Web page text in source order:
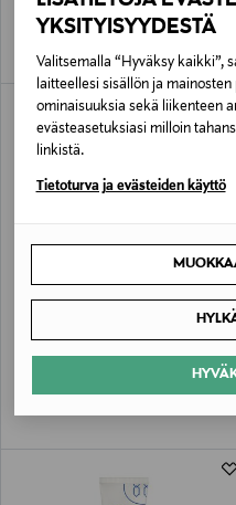
YKSITYISYYDESTÄ
Valitsemalla “Hyväksy kaikki”,
laitteellesi sisällön ja
ominaisuuksia sekä liikenteen
evästeasetuksiasi milloin
linkistä.
Tietoturva ja evästeiden käyttö
alk.Original Price
195,00 €